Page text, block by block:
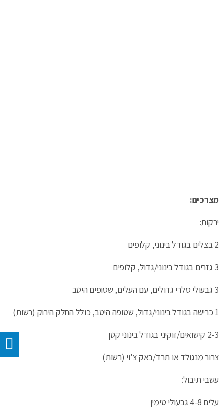
מצרכים:
ירקות:
2 בצלים בגודל בינוני, קלופים
3 גזרים בגודל בינוני/גדול, קלופים
3 גבעולי סלרי גדולים, עם העלים, שטופים היטב
1 כרישה בגודל בינוני/גדול, שטופה היטב, כולל החלק הירוק (רשות)
2-3 קישואים/זוקיני בגודל בינוני קטן
צרור מנגולד או תרד/באק צ'וי (רשות)
עשבי תיבול:
עלים 4-8 גבעולי טימין